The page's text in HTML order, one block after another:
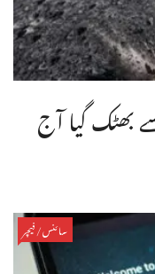
بھٹک گیا آج
سائنس/فیچر